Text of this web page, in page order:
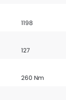
1198
127
260 Nm